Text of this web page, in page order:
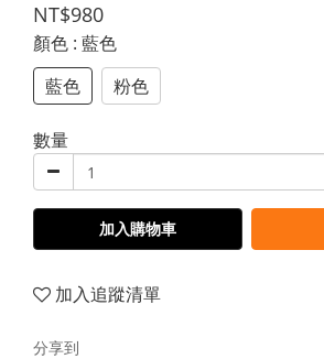
NT$980
顏色 : 藍色
藍色
粉色
數量
加入購物車
加入追蹤清單
分享到